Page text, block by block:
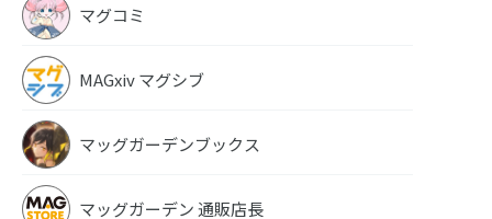
マグコミ
MAGxiv マグシブ
マッグガーデンブックス
マッグガーデン 通販店長